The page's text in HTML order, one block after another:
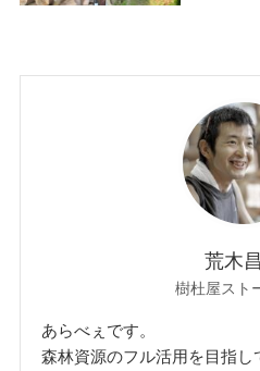
荒木
樹杜屋スト
あらべぇです。
森林資源のフル活用を目指し